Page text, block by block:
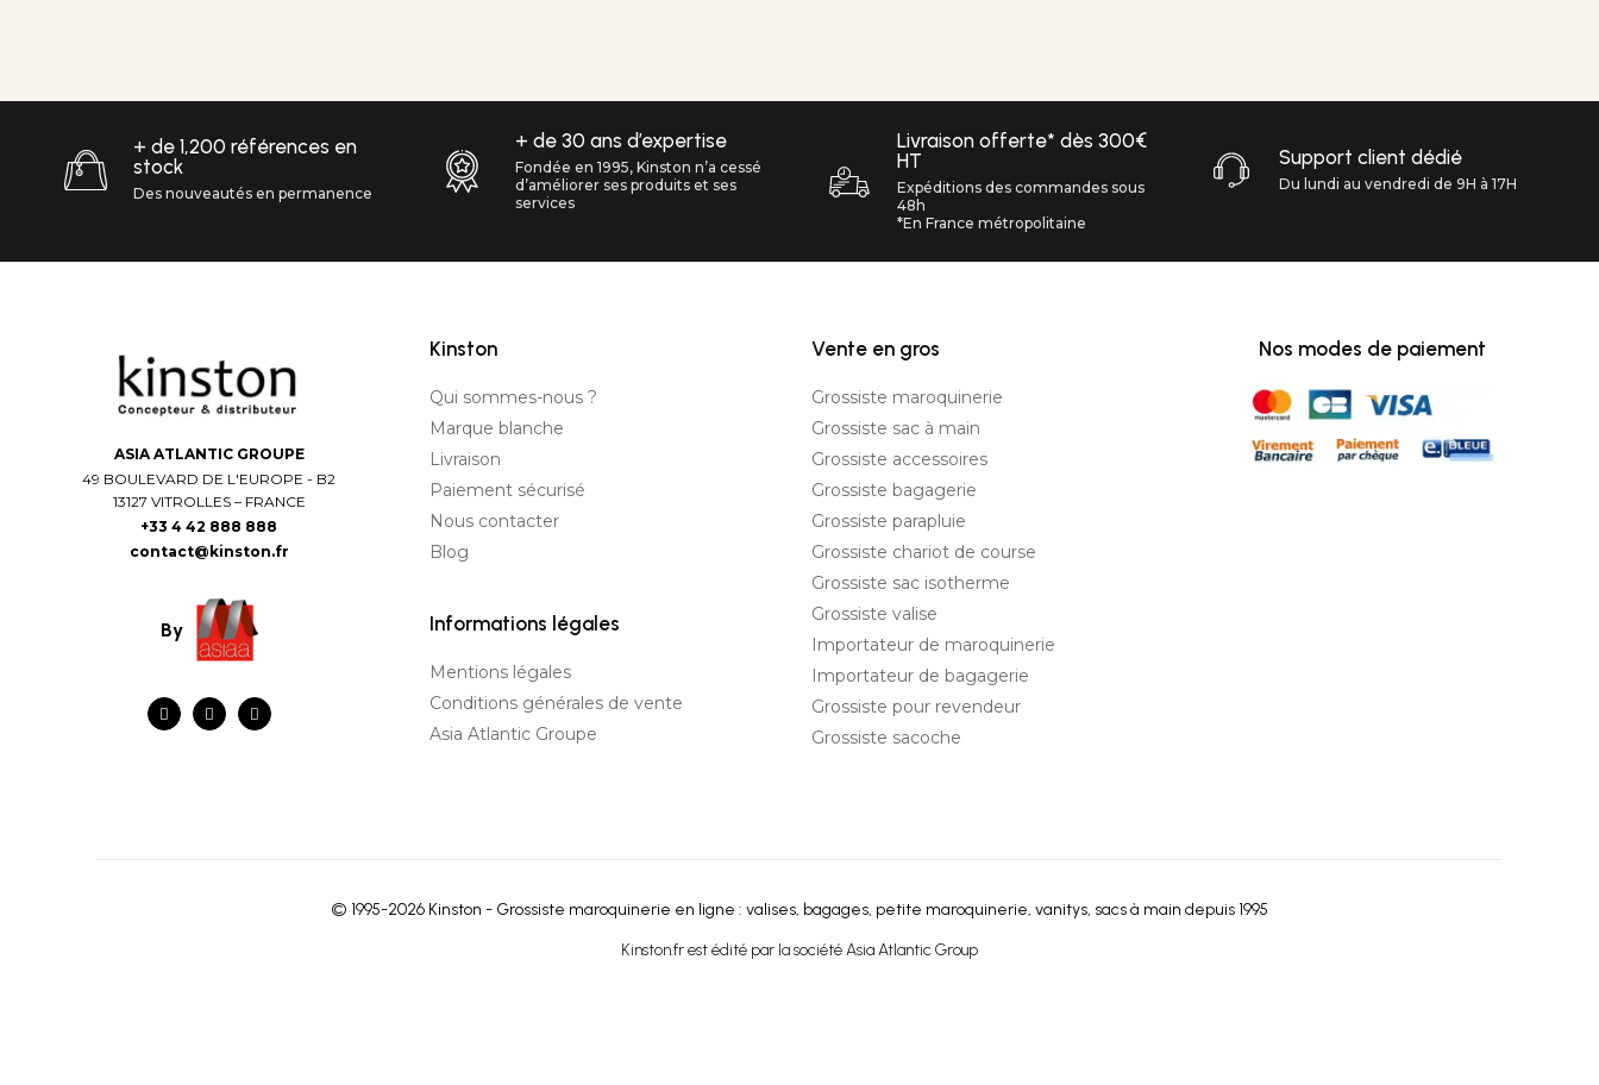
+ de 1,200 références en
stock
Des nouveautés en permanence
+ de 30 ans d’expertise
Fondée en 1995, Kinston n’a cessé
d’améliorer ses produits et ses
services
Livraison offerte* dès 300€
HT
Expéditions des commandes sous
48h
*En France métropolitaine
Support client dédié
Du lundi au vendredi de 9H à 17H
ASIA ATLANTIC GROUPE
49 BOULEVARD DE L'EUROPE - B2
13127 VITROLLES – FRANCE
+33 4 42 888 888
contact@kinston.fr
By
Kinston
Qui sommes-nous ?
Marque blanche
Livraison
Paiement sécurisé
Nous contacter
Blog
Informations légales
Mentions légales
Conditions générales de vente
Asia Atlantic Groupe
Vente en gros
Grossiste maroquinerie
Grossiste sac à main
Grossiste accessoires
Grossiste bagagerie
Grossiste parapluie
Grossiste chariot de course
Grossiste sac isotherme
Grossiste valise
Importateur de maroquinerie
Importateur de bagagerie
Grossiste pour revendeur
Grossiste sacoche
Nos modes de paiement
© 1995-2026 Kinston - Grossiste maroquinerie en ligne : valises, bagages, petite maroquinerie, vanitys, sacs à main depuis 1995
Kinston.fr est édité par la société Asia Atlantic Group